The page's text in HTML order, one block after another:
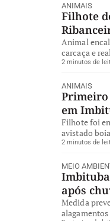
ANIMAIS
Filhote
Animal
carcaça e
2 minutos de
ANIMAIS
Primeiro
em
Filhote foi
avistado
2 minutos de
MEIO
após
Medida